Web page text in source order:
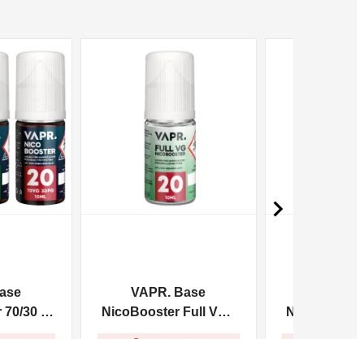
30 -
VAPR. Base
NicoBooster Full VG -
